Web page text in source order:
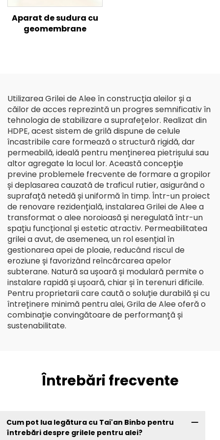
Aparat de sudura cu
geomembrane
Utilizarea Grilei de Alee în construcția aleilor și a
căilor de acces reprezintă un progres semnificativ în
tehnologia de stabilizare a suprafețelor. Realizat din
HDPE, acest sistem de grilă dispune de celule
încastribile care formează o structură rigidă, dar
permeabilă, ideală pentru menținerea pietrișului sau
altor agregate la locul lor. Această concepție
previne problemele frecvente de formare a gropilor
și deplasarea cauzată de traficul rutier, asigurând o
suprafață netedă și uniformă în timp. Într-un proiect
de renovare rezidențială, instalarea Grilei de Alee a
transformat o alee noroioasă și neregulată într-un
spațiu funcțional și estetic atractiv. Permeabilitatea
grilei a avut, de asemenea, un rol esențial în
gestionarea apei de ploaie, reducând riscul de
eroziune și favorizând reîncărcarea apelor
subterane. Natură sa ușoară și modulară permite o
instalare rapidă și ușoară, chiar și în terenuri dificile.
Pentru proprietarii care caută o soluție durabilă și cu
întreținere minimă pentru alei, Grila de Alee oferă o
combinație convingătoare de performanță și
sustenabilitate.
Întrebări frecvente
Cum pot lua legătura cu Tai'an Binbo pentru
întrebări despre grilele pentru alei?